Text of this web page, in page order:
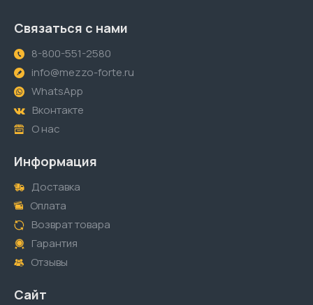
Связаться с нами
8-800-551-2580
info@mezzo-forte.ru
WhatsApp
Вконтакте
О нас
Информация
Доставка
Оплата
Возврат товара
Гарантия
Отзывы
Сайт